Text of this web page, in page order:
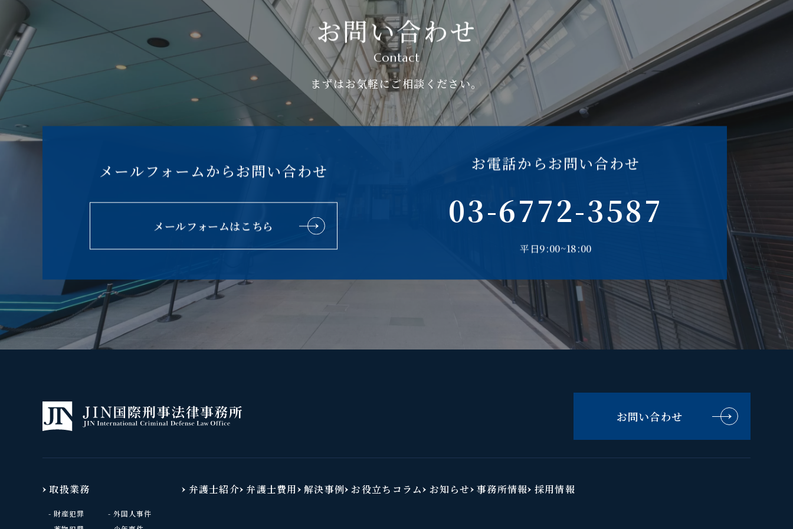
お問い合わせ
Contact
まずはお気軽にご相談ください。
メールフォームからお問い合わせ
メールフォームはこちら
お電話からお問い合わせ
03-6772-3587
平日9:00~18:00
お問い合わせ
取扱業務
財産犯罪
外国人事件
弁護士紹介 弁護士費用 解決事例 お役立ちコラム お知らせ 事務所情報 採用情報